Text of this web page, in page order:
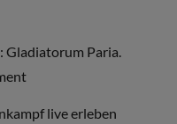
Gladiatorum Paria.
live erleben